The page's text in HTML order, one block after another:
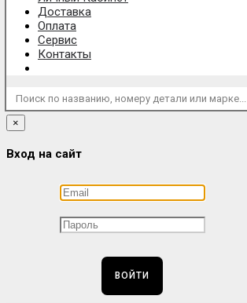
Доставка
Оплата
Сервис
Контакты
Поиск по названию, номеру детали или марке...
×
Вход на сайт
ВОЙТИ